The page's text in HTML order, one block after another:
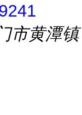
市黄潭镇